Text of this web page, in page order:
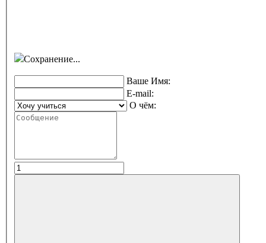
Сохранение...
Ваше Имя:
E-mail:
О чём: